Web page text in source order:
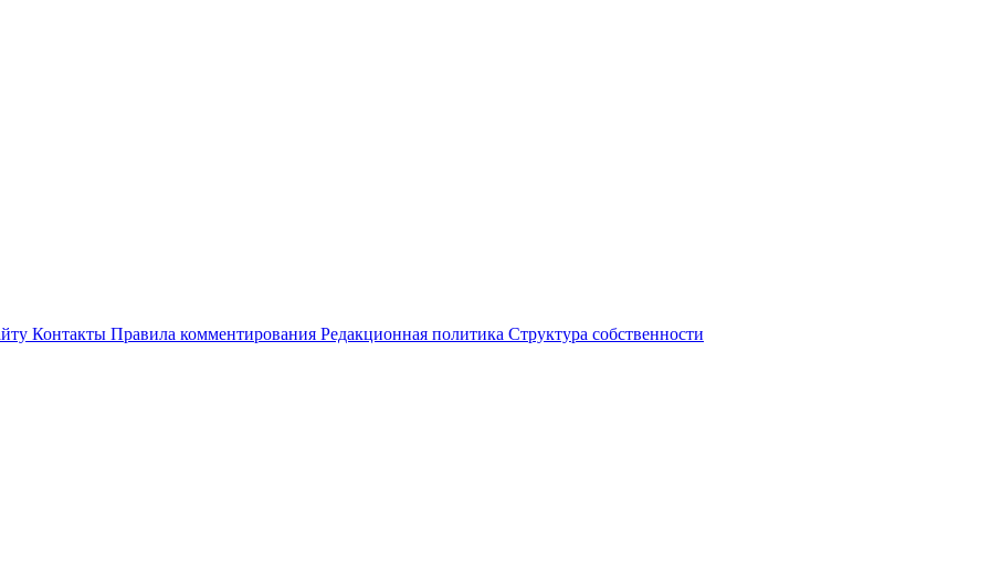
Контакты Правила комментирования Редакционная политика Структура собственности